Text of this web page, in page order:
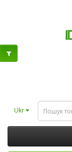
Ukr